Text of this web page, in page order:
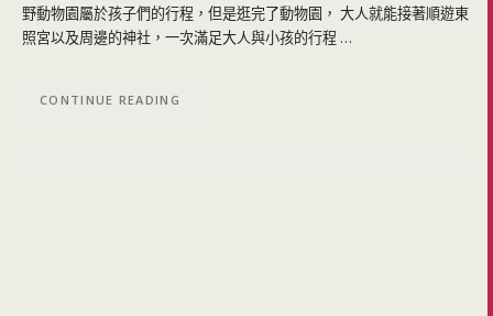
野動物園屬於孩子們的行程，但是逛完了動物園， 大人就能接著順遊東
照宮以及周邊的神社，一次滿足大人與小孩的行程 …
CONTINUE READING